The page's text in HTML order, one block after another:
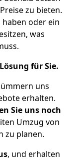
zu bieten.
haben oder ein
was
für Sie.
uns
erhalten.
Sie uns noch
Umzug von
zu planen.
, und erhalten